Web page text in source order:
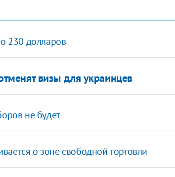
230 долларов
визы для украинцев
не будет
о зоне свободной торговли